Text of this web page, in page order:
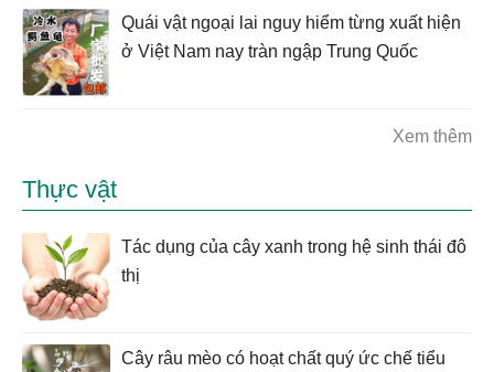
Quái vật ngoại lai nguy hiểm từng xuất hiện
ở Việt Nam nay tràn ngập Trung Quốc
Xem thêm
Thực vật
Tác dụng của cây xanh trong hệ sinh thái đô
thị
Cây râu mèo có hoạt chất quý ức chế tiểu